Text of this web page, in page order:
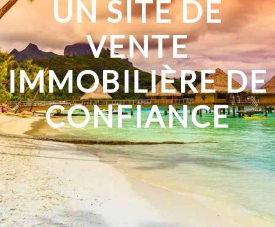
UN SITE DE
VENTE
IMMOBILIÈRE DE
CONFIANCE